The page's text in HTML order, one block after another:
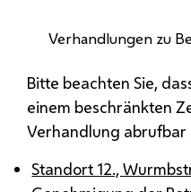
Verhandlungen zu
Bitte beachten Sie,
einem beschränkten
Verhandlung abrufbar
Standort 12.,